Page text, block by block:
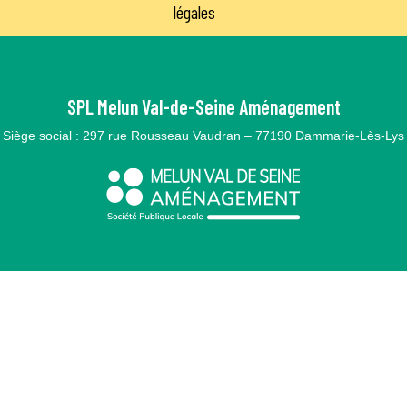
légales
SPL Melun Val-de-Seine Aménagement
Siège social : 297 rue Rousseau Vaudran – 77190 Dammarie-Lès-Lys